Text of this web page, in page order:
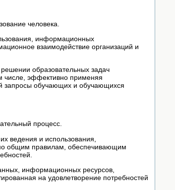
человека.
информационных
взаимодействие организаций и
образовательных задач
числе, эффективно применяя
запросы обучающих и обучающихся
процесс.
ведения и использования,
общим правилам, обеспечивающим
информационных ресурсов,
на удовлетворение потребностей